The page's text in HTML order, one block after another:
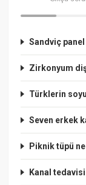
Sandviç
Zirkonyum
Türklerin
Seven erkek
Piknik tüpü
Kanal